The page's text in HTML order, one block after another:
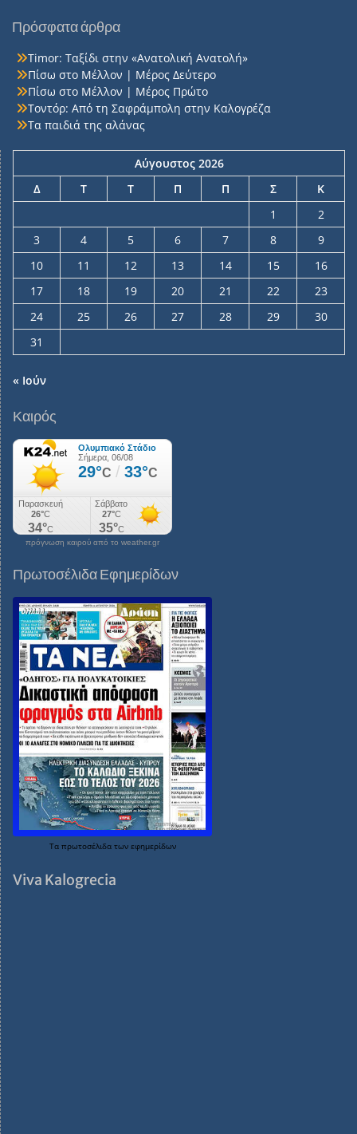
Πρόσφατα άρθρα
Timor: Ταξίδι στην «Ανατολική Ανατολή»
Πίσω στο Μέλλον | Μέρος Δεύτερο
Πίσω στο Μέλλον | Μέρος Πρώτο
Τοντόρ: Από τη Σαφράμπολη στην Καλογρέζα
Τα παιδιά της αλάνας
Αύγουστος 2026
Δ
Τ Τ Π Π Σ
Κ
1
2
3
4 5 6 7 8
9
10
11 12 13 14 15
16
17
18 19 20 21 22
23
24
25 26 27 28 29
30
31
« Ιούν
Καιρός
πρόγνωση καιρού από το weather.gr
Πρωτοσέλιδα Εφημερίδων
Τα πρωτοσέλιδα των εφημερίδων
Viva Kalogrecia